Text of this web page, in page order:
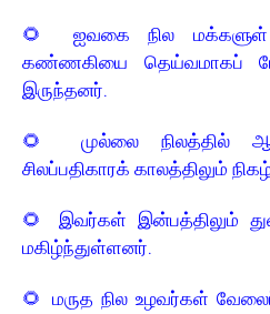
🌻 ஐவகை நில மக்களுள்
கண்ணகியை தெய்வமாகப்
இருந்தனர்.
🌻 முல்லை நிலத்தில்
சிலப்பதிகாரக் காலத்திலும்
🌻 இவர்கள் இன்பத்திலும்
மகிழ்ந்துள்ளனர் .
🌻 மருத நில உழவர்கள்